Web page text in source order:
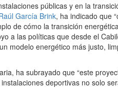
públicas y en la
García Brink, ha indicado que
de cómo la transición
a las políticas que desde el
modelo energético más justo,
ha subrayado que “este
deportivas no solo